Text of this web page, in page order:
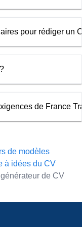
pour rédiger un
de France
de modèles
à idées du CV
de CV